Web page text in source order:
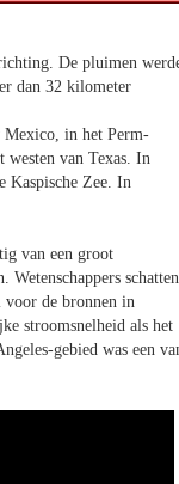
De pluimen
dan 32 kilometer
Mexico, in het Perm-
westen van Texas. In
Kaspische Zee. In
van een groot
schatten
voor de bronnen in
stroomsnelheid als het
gebied was een